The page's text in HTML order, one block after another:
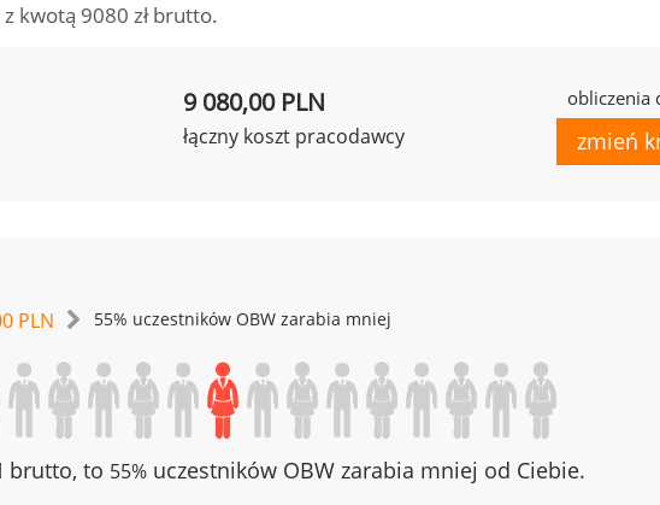
kwotą 9080 zł brutto.
9 080,00 PLN
łączny koszt pracodawcy
obliczenia
zmień
PLN 55% uczestników OBW zarabia mniej
brutto, to 55% uczestników OBW zarabia mniej od Ciebie.